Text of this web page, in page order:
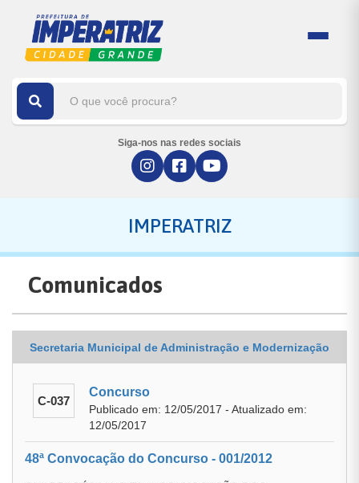
Siga-nos nas redes sociais
IMPERATRIZ
Comunicados
Secretaria Municipal de Administração e Modernização
C-037
Concurso
Publicado em: 12/05/2017 - Atualizado em:
12/05/2017
48ª Convocação do Concurso - 001/2012